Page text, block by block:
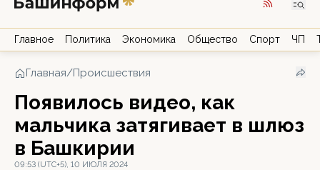
Главное Политика Экономика Общество Спорт ЧП
Главная/Происшествия
Появилось видео, как
мальчика затягивает в шлюз
в Башкирии
09:53 (UTC+5), 10 ИЮЛЯ 2024